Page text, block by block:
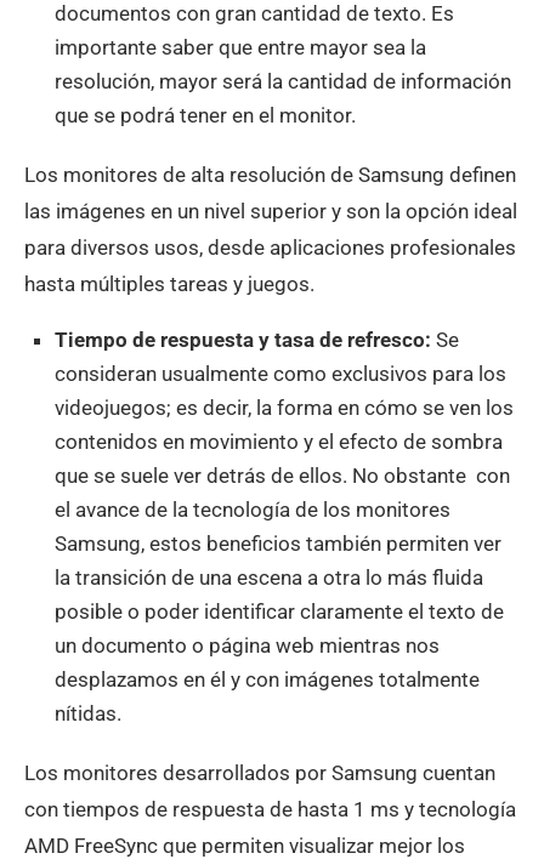
documentos con gran cantidad de texto. Es
importante saber que entre mayor sea la
resolución, mayor será la cantidad de información
que se podrá tener en el monitor.
Los monitores de alta resolución de Samsung definen
las imágenes en un nivel superior y son la opción ideal
para diversos usos, desde aplicaciones profesionales
hasta múltiples tareas y juegos.
Tiempo de respuesta y tasa de refresco: Se
consideran usualmente como exclusivos para los
videojuegos; es decir, la forma en cómo se ven los
contenidos en movimiento y el efecto de sombra
que se suele ver detrás de ellos. No obstante con
el avance de la tecnología de los monitores
Samsung, estos beneficios también permiten ver
la transición de una escena a otra lo más fluida
posible o poder identificar claramente el texto de
un documento o página web mientras nos
desplazamos en él y con imágenes totalmente
nítidas.
Los monitores desarrollados por Samsung cuentan
con tiempos de respuesta de hasta 1 ms y tecnología
AMD FreeSync que permiten visualizar mejor los